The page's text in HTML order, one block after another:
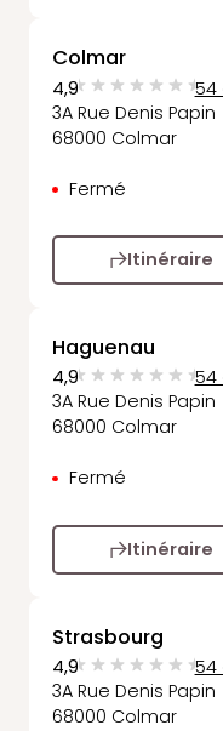
Colmar
4,9
54
3A Rue Denis Papin
68000 Colmar
Fermé
Itinéraire
Haguenau
4,9
54
3A Rue Denis Papin
68000 Colmar
Fermé
Itinéraire
Strasbourg
4,9
54
3A Rue Denis Papin
68000 Colmar